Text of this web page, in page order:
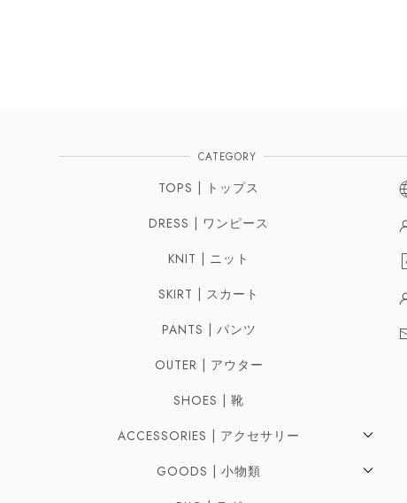
CATEGORY
TOPS | トップス
DRESS | ワンピース
KNIT | ニット
SKIRT | スカート
PANTS | パンツ
OUTER | アウター
SHOES | 靴
ACCESSORIES | アクセサリー
Pierces | ピアス
Earrings | イヤリング
GOODS | 小物類